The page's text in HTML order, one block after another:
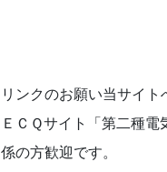
リンクのお願い当サイト
ＥＣＱサイト「第二種
係の方歓迎です。